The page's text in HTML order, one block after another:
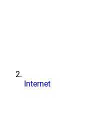
Internet